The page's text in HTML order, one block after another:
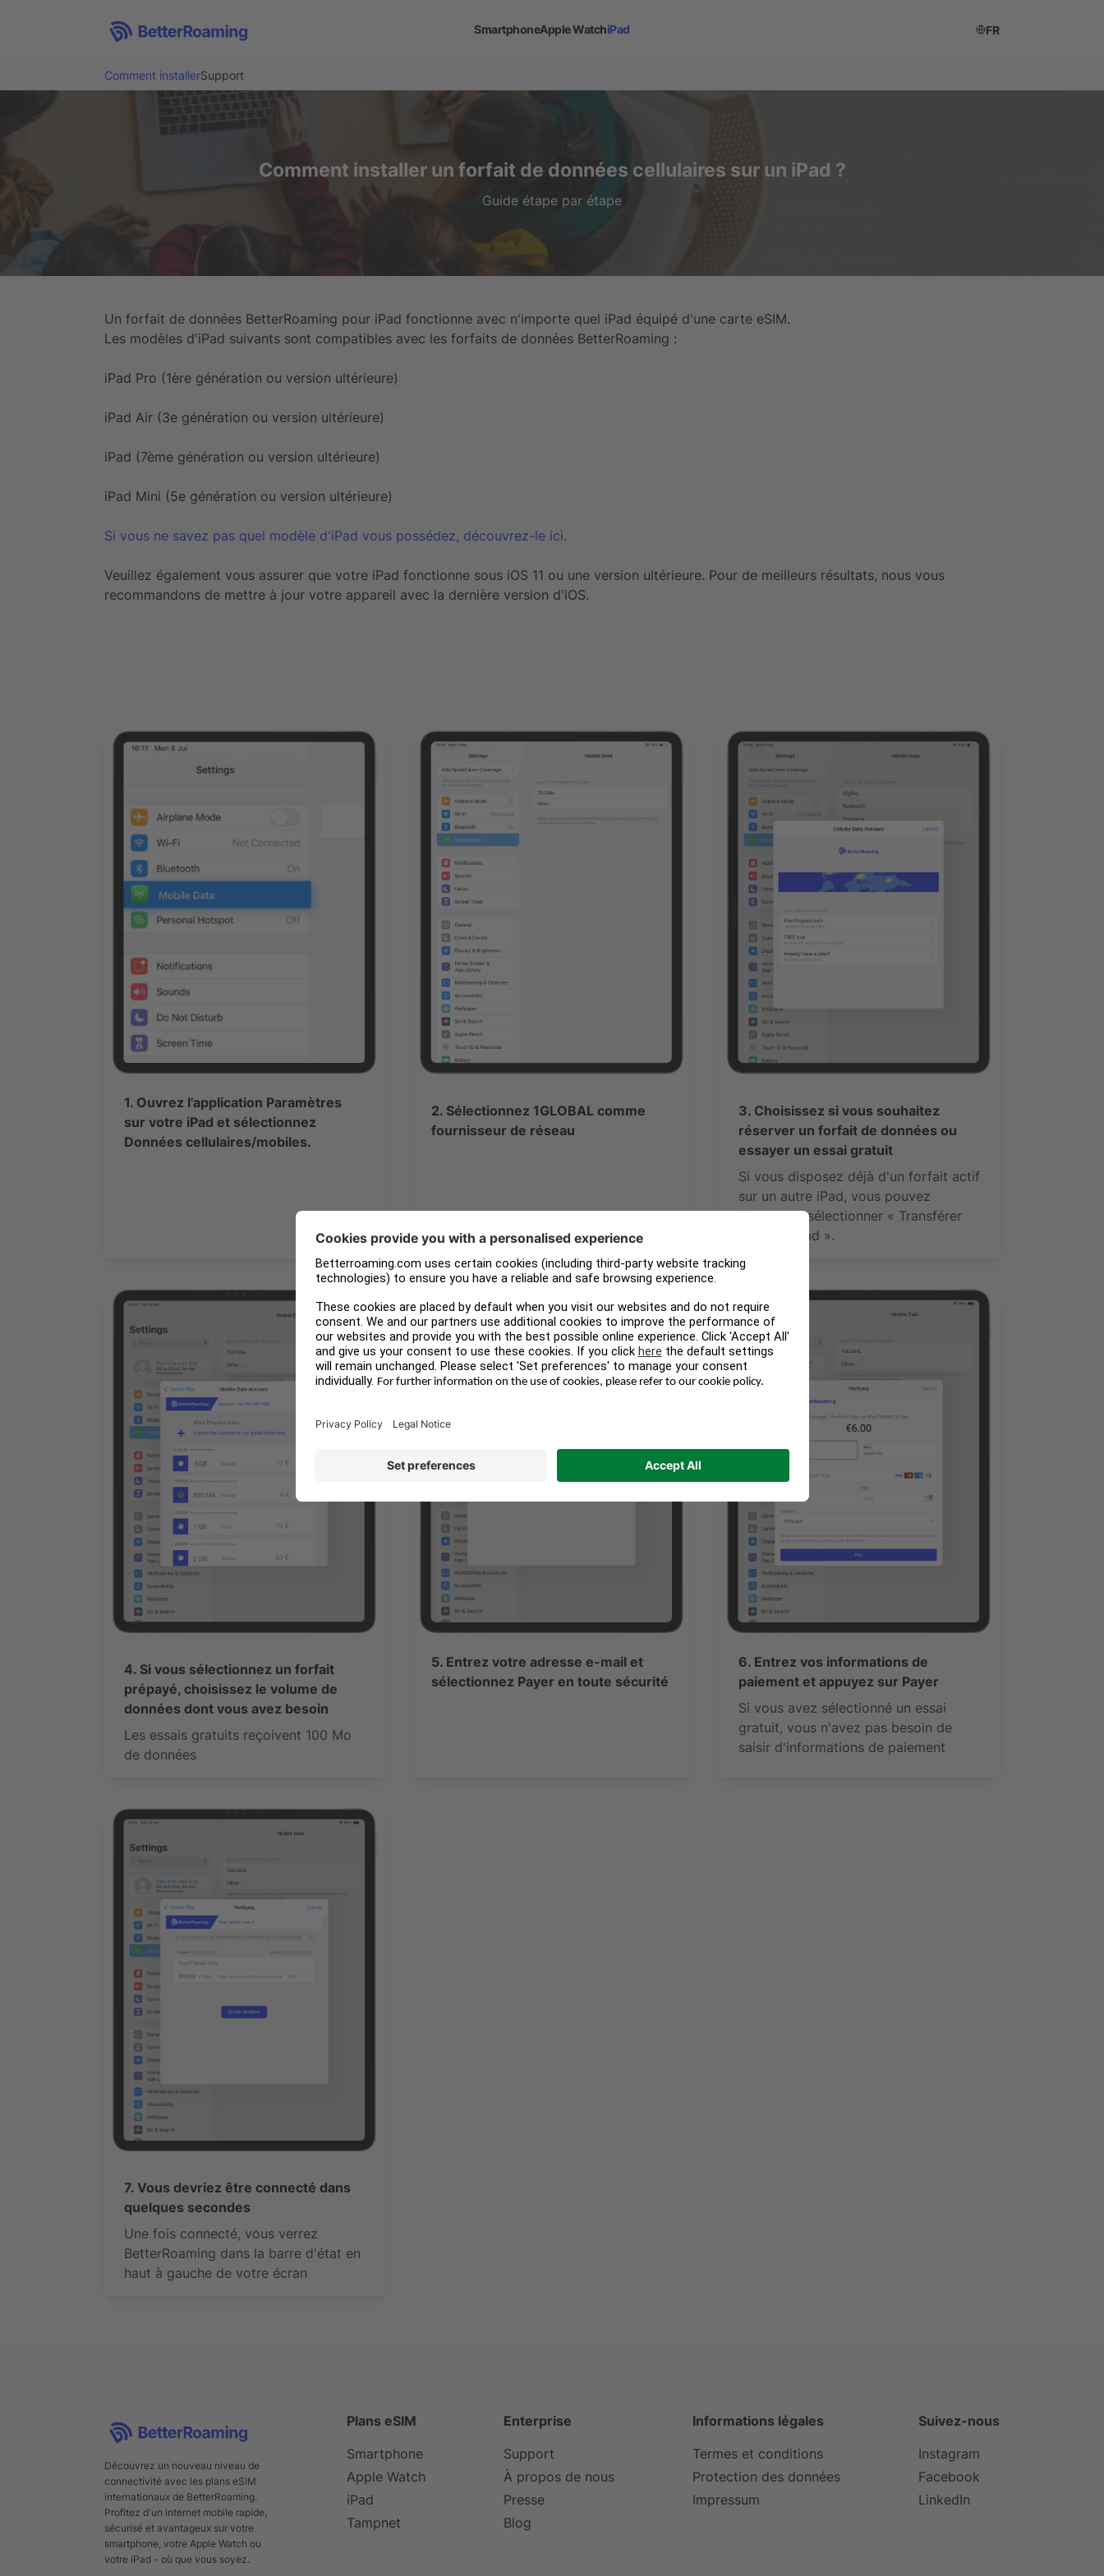
SmartphoneApple WatchiPad FR
Comment installerSupport
Comment installer un forfait de données cellulaires sur un iPad ?
Guide étape par étape
Un forfait de données BetterRoaming pour iPad fonctionne avec n'importe quel iPad équipé d'une carte eSIM.
Les modèles d'iPad suivants sont compatibles avec les forfaits de données BetterRoaming :
iPad Pro (1ère génération ou version ultérieure)
iPad Air (3e génération ou version ultérieure)
iPad (7ème génération ou version ultérieure)
iPad Mini (5e génération ou version ultérieure)
Si vous ne savez pas quel modèle d'iPad vous possédez, découvrez-le ici.
Veuillez également vous assurer que votre iPad fonctionne sous iOS 11 ou une version ultérieure. Pour de meilleurs résultats, nous vous
recommandons de mettre à jour votre appareil avec la dernière version d'iOS.
1. Ouvrez l'application Paramètres
sur votre iPad et sélectionnez
Données cellulaires/mobiles.
2. Sélectionnez 1GLOBAL comme
fournisseur de réseau
3. Choisissez si vous souhaitez
réserver un forfait de données ou
essayer un essai gratuit
Si vous disposez déjà d'un forfait actif
sur un autre iPad, vous pouvez
également sélectionner « Transférer
vers cet iPad ».
4. Si vous sélectionnez un forfait
prépayé, choisissez le volume de
données dont vous avez besoin
Les essais gratuits reçoivent 100 Mo
de données
5. Entrez votre adresse e-mail et
sélectionnez Payer en toute sécurité
6. Entrez vos informations de
paiement et appuyez sur Payer
Si vous avez sélectionné un essai
gratuit, vous n'avez pas besoin de
saisir d'informations de paiement
7. Vous devriez être connecté dans
quelques secondes
Une fois connecté, vous verrez
BetterRoaming dans la barre d'état en
haut à gauche de votre écran
Découvrez un nouveau niveau de
connectivité avec les plans eSIM
internationaux de BetterRoaming.
Profitez d'un internet mobile rapide,
sécurisé et avantageux sur votre
smartphone, votre Apple Watch ou
votre iPad - où que vous soyez.
Plans eSIM
Smartphone
Apple Watch
iPad
Tampnet
Enterprise
Support
À propos de nous
Presse
Blog
Informations légales
Termes et conditions
Protection des données
Impressum
Suivez-nous
Instagram
Facebook
LinkedIn